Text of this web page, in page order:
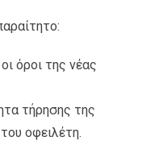
όροι της νέας
τήρησης της
οφειλέτη.